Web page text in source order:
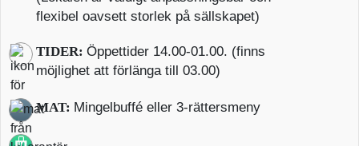
flexibel oavsett storlek på sällskapet)
TIDER:Öppettider 14.00-01.00. (finns
möjlighet att förlänga till 03.00)
MAT: Mingelbuffé eller 3-rättersmeny